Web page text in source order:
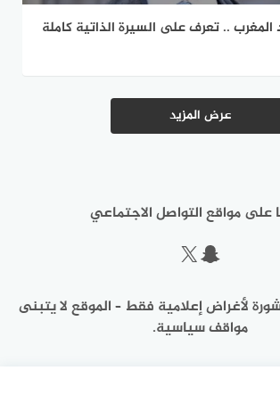
.. تعرف على السيرة الذاتية كاملة
عرض المزيد
على مواقع التواصل الاجتماعي
سناب شات
إكس
لأغراض إعلامية فقط – الموقع لا يتبنى
مواقف سياسية.